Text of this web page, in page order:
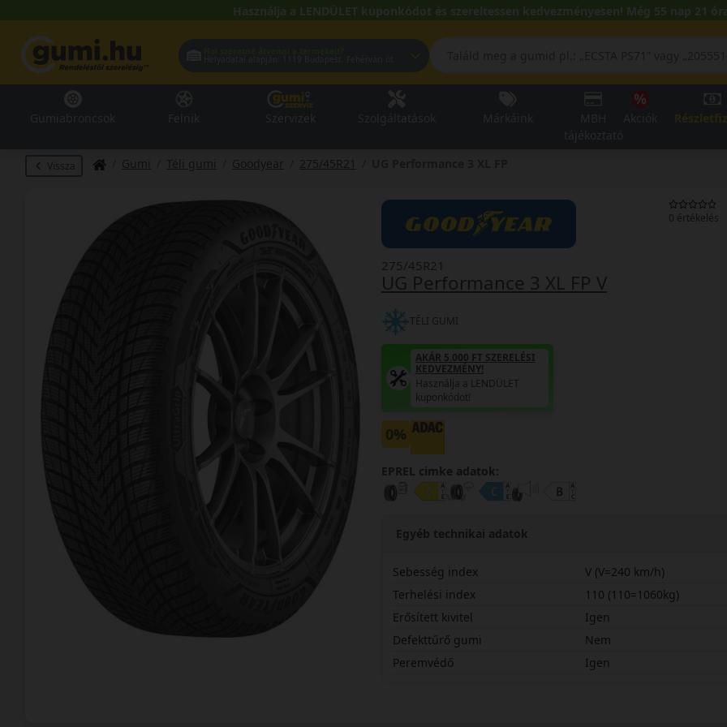
Használja a LENDÜLET kuponkódot és szereltessen kedvezményesen! Még 55 nap 21
Vissza Gumi Téli gumi Goodyear 275/45R21
0 értékelés
UG Performance 3 XL FP V
275/45R21
TÉLI GUMI
AKÁR 5.000 FT SZERELÉSI
KEDVEZMÉNY!
Használja a LENDÜLET
kuponkódot!
0%
EPREL cimke adatok:
Egyéb technikai adatok
Sebesség index
V (V=240 km/h)
Terhelési index
110 (110=1060kg)
Erősített kivitel
Igen
Defekttűrő gumi
Nem
Peremvédő
Igen